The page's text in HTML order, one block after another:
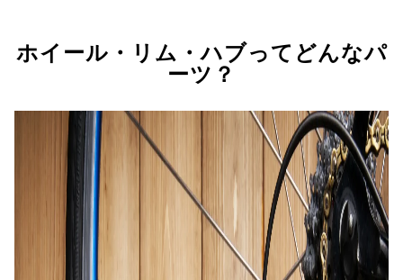
ホイール・リム・ハブってどんなパ
ーツ？